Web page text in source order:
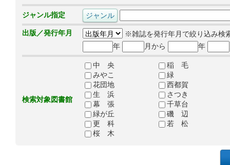
ジャンル指定
出版／発行年月
※雑誌を発行年月で絞り込み検
年
月から 年
検索対象図書館
中 央
稲 毛
みやこ
緑
花団地
西都賀
生 浜
さつき
幕 張
千草台
緑が丘
磯 辺
更 科
若 松
桜 木